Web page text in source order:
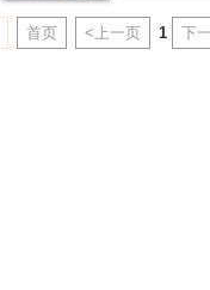
首页 <上一页 1 下